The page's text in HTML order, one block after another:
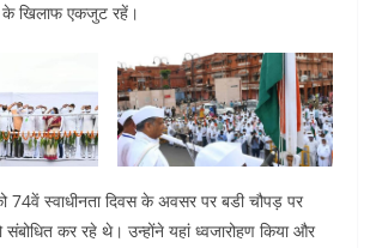
के खिलाफ एकजुट रहें।
74वें स्वाधीनता दिवस के अवसर पर बडी चौपड़ पर
संबोधित कर रहे थे। उन्होंने यहां ध्वजारोहण किया और